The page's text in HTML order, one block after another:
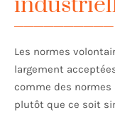
Les normes
largement
comme des
plutôt que ce soit